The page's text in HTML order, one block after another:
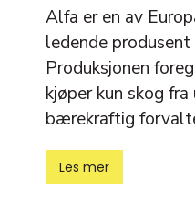
Alfa er en av
ledende
Produksjonen
kjøper kun skog
bærekraftig
Les mer